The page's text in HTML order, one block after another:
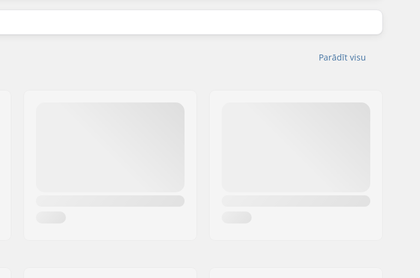
Parādīt visu